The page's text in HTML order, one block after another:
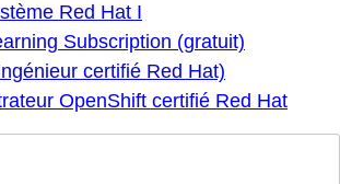
Red Hat I
Subscription (gratuit)
certifié Red Hat)
OpenShift certifié Red Hat